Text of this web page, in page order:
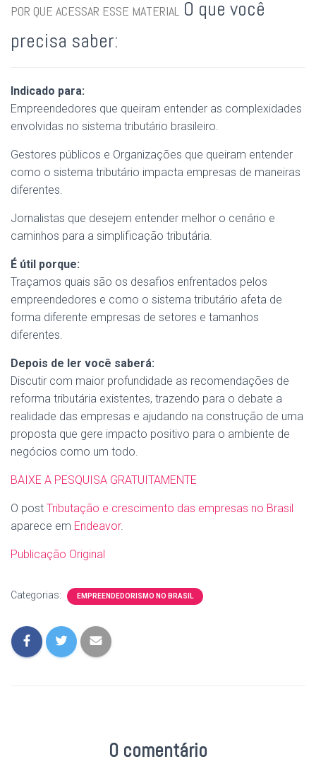
POR QUE ACESSAR ESSE MATERIAL O que você
precisa saber:
Indicado para:
Empreendedores que queiram entender as complexidades
envolvidas no sistema tributário brasileiro.
Gestores públicos e Organizações que queiram entender
como o sistema tributário impacta empresas de maneiras
diferentes.
Jornalistas que desejem entender melhor o cenário e
caminhos para a simplificação tributária.
É útil porque:
Traçamos quais são os desafios enfrentados pelos
empreendedores e como o sistema tributário afeta de
forma diferente empresas de setores e tamanhos
diferentes.
Depois de ler você saberá:
Discutir com maior profundidade as recomendações de
reforma tributária existentes, trazendo para o debate a
realidade das empresas e ajudando na construção de uma
proposta que gere impacto positivo para o ambiente de
negócios como um todo.
BAIXE A PESQUISA GRATUITAMENTE
O post Tributação e crescimento das empresas no Brasil
aparece em Endeavor.
Publicação Original
Categorias: EMPREENDEDORISMO NO BRASIL
0 comentário